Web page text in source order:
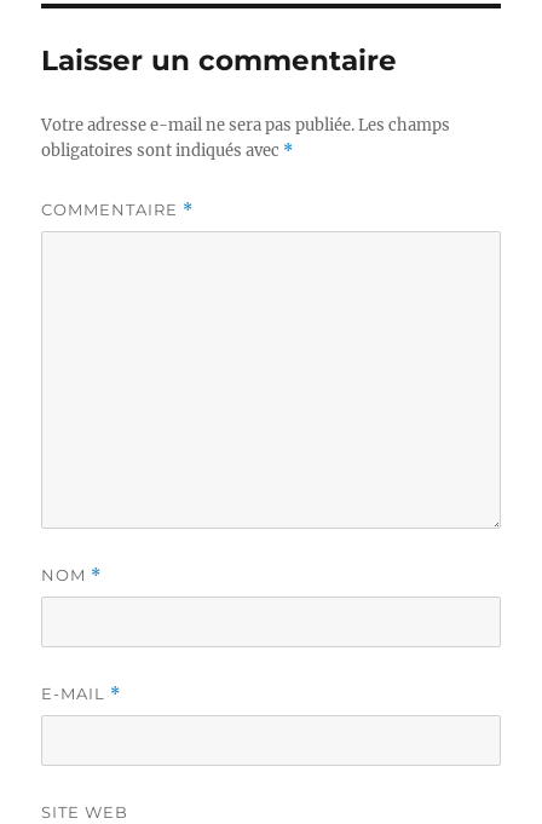
Laisser un commentaire
Votre adresse e-mail ne sera pas publiée. Les champs
obligatoires sont indiqués avec *
COMMENTAIRE *
NOM *
E-MAIL *
SITE WEB